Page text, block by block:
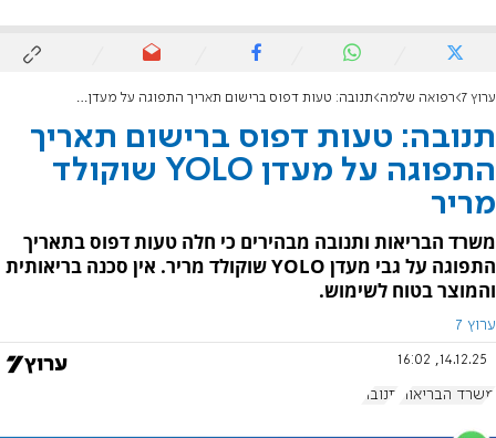
ערוץ 7 רפואה שלמה תנובה: טעות דפוס ברישום תאריך התפוגה על מעדן YOLO שוקולד מריר
תנובה: טעות דפוס ברישום תאריך
התפוגה על מעדן YOLO שוקולד
מריר
משרד הבריאות ותנובה מבהירים כי חלה טעות דפוס בתאריך
התפוגה על גבי מעדן YOLO שוקולד מריר. אין סכנה בריאותית
והמוצר בטוח לשימוש.
ערוץ 7
14.12.25, 16:02
משרד הבריאות תנובה